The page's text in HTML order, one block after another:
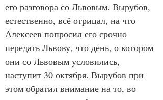
его разговора со Львовым. Вырубов,
естественно, всё отрицал, на что
Алексеев попросил его срочно
передать Львову, что день, о котором
они со Львовым условились,
наступит 30 октября. Вырубов при
этом обратил внимание на то, во